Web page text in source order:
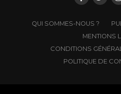
QUI SOMMES-NOUS ?
MENTIONS
CONDITIONS
POLITIQUE DE